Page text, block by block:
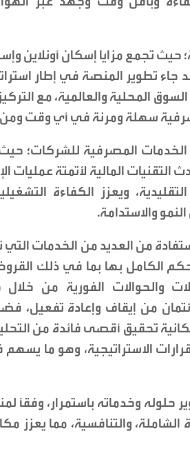
حيث تجمع مزايا إسكان أونلاين
تطوير المنصة في إطار
المحلية والعالمية، مع
سهلة ومرنة في أي وقت
المصرفية للشركات؛
المالية لأتمتة عمليات
ويعزز الكفاءة
والاستدامة.
من العديد من الخدمات التي
الكامل بها بما في ذلك
من إيقاف وإعادة تفعيل،
تحقيق أقصى فائدة من
الاستراتيجية، وهو ما
حلوله وخدماته باستمرار، وفقاً
والتنافسية، مما يعزز